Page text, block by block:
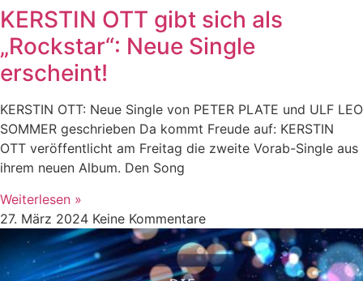
KERSTIN OTT gibt sich als
„Rockstar“: Neue Single
erscheint!
KERSTIN OTT: Neue Single von PETER PLATE und ULF LEO
SOMMER geschrieben Da kommt Freude auf: KERSTIN
OTT veröffentlicht am Freitag die zweite Vorab-Single aus
ihrem neuen Album. Den Song
Weiterlesen »
27. März 2024 Keine Kommentare